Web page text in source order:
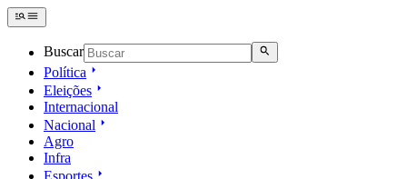
Buscar
Política
Eleições
Internacional
Nacional
Agro
Infra
Esportes